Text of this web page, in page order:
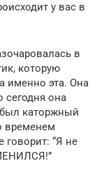
у вас в
в
которую
именно эта. Она
сегодня она
каторжный
временем
“Я не